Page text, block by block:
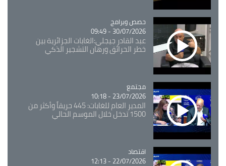
Catégorie
حصص وبرامج
30/07/2026 - 09:49
عبد القادر جيجلي:الغابات الجزائرية بين
خطر الحرائق ورهان التشجير الذكي
Catégorie
مجتمع
23/07/2026 - 10:18
المدير العام للغابات: 445 حريقاً وأكثر من
1500 تدخل خلال الموسم الحالي
Catégorie
اقتصاد
22/07/2026 - 12:13